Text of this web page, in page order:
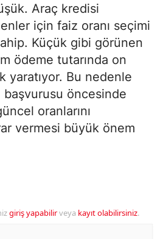
Araç kredisi
için faiz oranı seçimi
Küçük gibi görünen
ödeme tutarında on
yaratıyor. Bu nedenle
öncesinde
oranlarını
vermesi büyük önem
giriş yapabilirveya kayıt olabilirsiniz.